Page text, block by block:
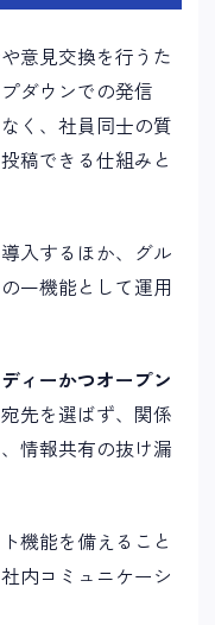
意見交換を行うた
ダウンでの発信
く、社員同士の質
稿できる仕組みと
入するほか、グル
一機能として運用
ィーかつオープン
先を選ばず、関係
情報共有の抜け漏
機能を備えること
内コミュニケーシ